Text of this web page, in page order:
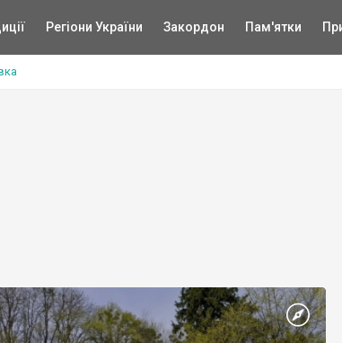
Регіони України Закордон Пам'ятки